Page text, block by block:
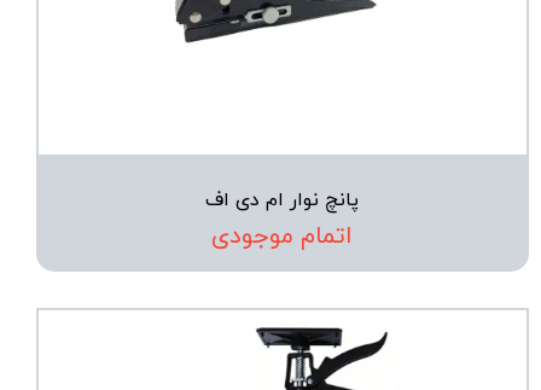
★★★★★
★★★
پانچ نوار ام دی اف
اتمام موجودی